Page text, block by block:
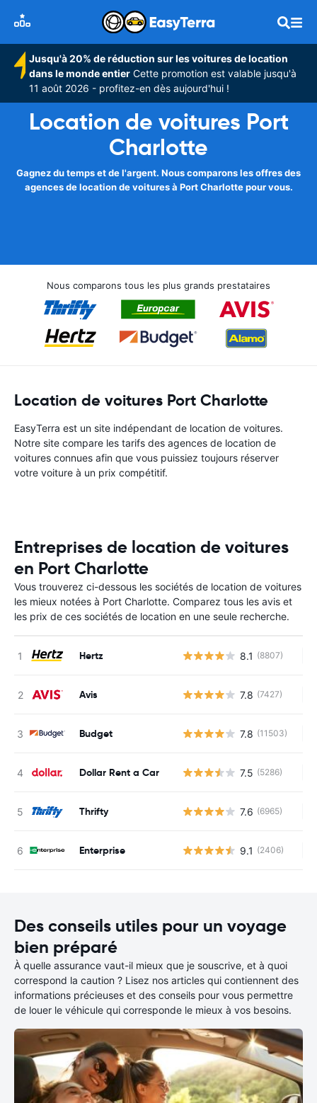
Jusqu'à 20% de réduction sur les voitures de location
dans le monde entier Cette promotion est valable jusqu'à
11 août 2026 - profitez-en dès aujourd'hui !
Location de voitures Port
Charlotte
Gagnez du temps et de l'argent. Nous comparons les offres des
agences de location de voitures à Port Charlotte pour vous.
Nous comparons tous les plus grands prestataires
Location de voitures Port Charlotte
EasyTerra est un site indépendant de location de voitures.
Notre site compare les tarifs des agences de location de
voitures connues afin que vous puissiez toujours réserver
votre voiture à un prix compétitif.
Entreprises de location de voitures
en Port Charlotte
Vous trouverez ci-dessous les sociétés de location de voitures
les mieux notées à Port Charlotte. Comparez tous les avis et
les prix de ces sociétés de location en une seule recherche.
Hertz 8.1 (8807)
Avis 7.8 (7427)
Budget 7.8 (11503)
Dollar Rent a Car 7.5 (5286)
Thrifty 7.6 (6965)
Enterprise 9.1 (2406)
Des conseils utiles pour un voyage
bien préparé
À quelle assurance vaut-il mieux que je souscrive, et à quoi
correspond la caution ? Lisez nos articles qui contiennent des
informations précieuses et des conseils pour vous permettre
de louer le véhicule qui corresponde le mieux à vos besoins.